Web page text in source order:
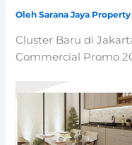
OlehSarana Jaya
Cluster Baru di
Commercial Promo